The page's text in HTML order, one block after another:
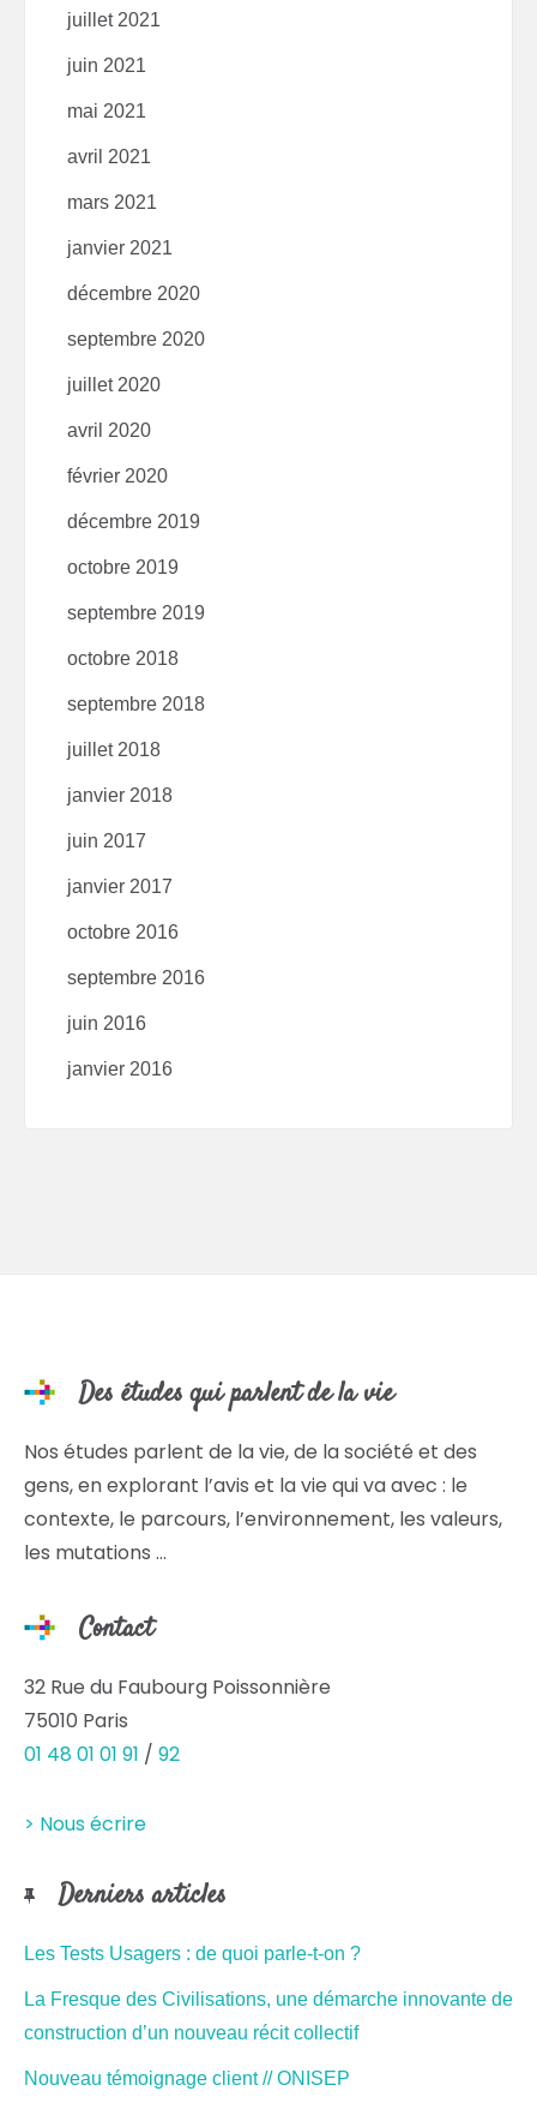
juillet 2021
juin 2021
mai 2021
avril 2021
mars 2021
janvier 2021
décembre 2020
septembre 2020
juillet 2020
avril 2020
février 2020
décembre 2019
octobre 2019
septembre 2019
octobre 2018
septembre 2018
juillet 2018
janvier 2018
juin 2017
janvier 2017
octobre 2016
septembre 2016
juin 2016
janvier 2016
Des études qui parlent de la vie
Nos études parlent de la vie, de la société et des
gens, en explorant l’avis et la vie qui va avec : le
contexte, le parcours, l’environnement, les valeurs,
les mutations …
Contact
32 Rue du Faubourg Poissonnière
75010 Paris
01 48 01 01 91 / 92
> Nous écrire
Derniers articles
Les Tests Usagers : de quoi parle-t-on ?
La Fresque des Civilisations, une démarche innovante de
construction d’un nouveau récit collectif
Nouveau témoignage client // ONISEP